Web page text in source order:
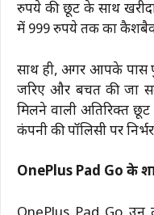
रुपये की छूट के साथ
में 999 रुपये तक का कैशबैक
साथ ही, अगर आपके पास
जरिए और बचत की जा
मिलने वाली अतिरिक्त
कंपनी की पॉलिसी पर
OnePlus Pad Go के